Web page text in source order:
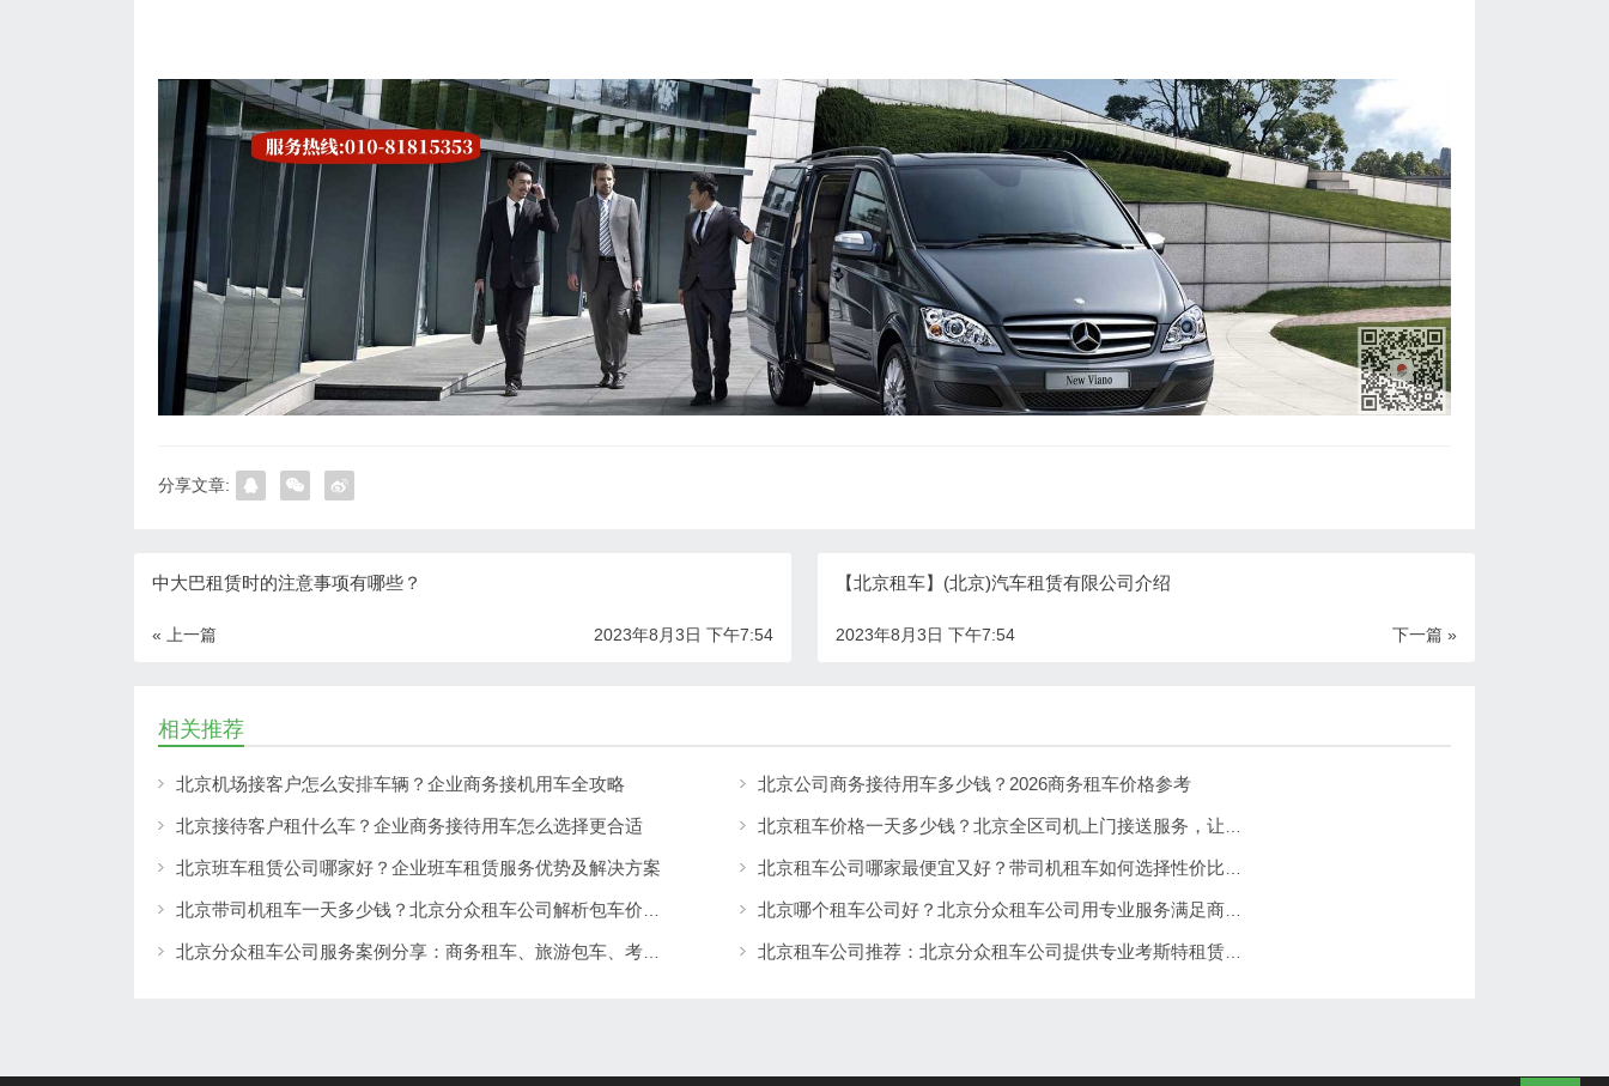
分享文章:
中大巴租赁时的注意事项有哪些？
« 上一篇 2023年8月3日 下午7:54
【北京租车】(北京)汽车租赁有限公司介绍
下一篇 »
2023年8月3日 下午7:54
相关推荐
北京机场接客户怎么安排车辆？企业商务接机用车全攻略 北京公司商务接待用车多少钱？2026商务租车价格参考
北京接待客户租什么车？企业商务接待用车怎么选择更合适 北京租车价格一天多少钱？北京全区司机上门接送服务，让出行更方便
北京班车租赁公司哪家好？企业班车租赁服务优势及解决方案 北京租车公司哪家最便宜又好？带司机租车如何选择性价比高的服务
北京带司机租车一天多少钱？北京分众租车公司解析包车价格与服务优势 北京哪个租车公司好？北京分众租车公司用专业服务满足商务、旅游多场景出行需求
北京分众租车公司服务案例分享：商务租车、旅游包车、考斯特、中巴车及企业长期用车解决方案 北京租车公司推荐：北京分众租车公司提供专业考斯特租赁服务